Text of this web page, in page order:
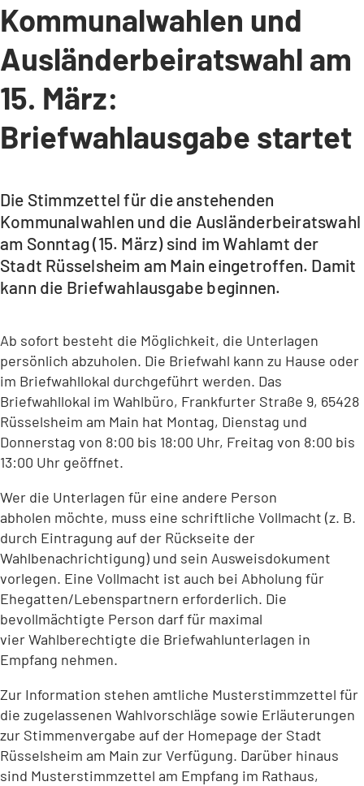
Kommunalwahlen und
Ausländerbeiratswahl am
15. März:
Briefwahlausgabe startet
Die Stimmzettel für die anstehenden
Kommunalwahlen und die Ausländerbeiratswahl
am Sonntag (15. März) sind im Wahlamt der
Stadt Rüsselsheim am Main eingetroffen. Damit
kann die Briefwahlausgabe beginnen.
Ab sofort besteht die Möglichkeit, die Unterlagen
persönlich abzuholen. Die Briefwahl kann zu Hause oder
im Briefwahllokal durchgeführt werden. Das
Briefwahllokal im Wahlbüro, Frankfurter Straße 9, 65428
Rüsselsheim am Main hat Montag, Dienstag und
Donnerstag von 8:00 bis 18:00 Uhr, Freitag von 8:00 bis
13:00 Uhr geöffnet.
Wer die Unterlagen für eine andere Person
abholen möchte, muss eine schriftliche Vollmacht (z. B.
durch Eintragung auf der Rückseite der
Wahlbenachrichtigung) und sein Ausweisdokument
vorlegen. Eine Vollmacht ist auch bei Abholung für
Ehegatten/Lebenspartnern erforderlich. Die
bevollmächtigte Person darf für maximal
vier Wahlberechtigte die Briefwahlunterlagen in
Empfang nehmen.
Zur Information stehen amtliche Musterstimmzettel für
die zugelassenen Wahlvorschläge sowie Erläuterungen
zur Stimmenvergabe auf der Homepage der Stadt
Rüsselsheim am Main zur Verfügung. Darüber hinaus
sind Musterstimmzettel am Empfang im Rathaus,